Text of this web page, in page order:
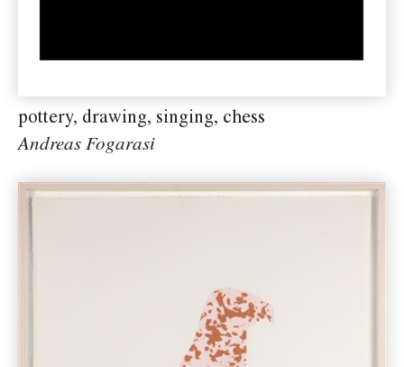
pottery, drawing, singing, chess
Andreas Fogarasi